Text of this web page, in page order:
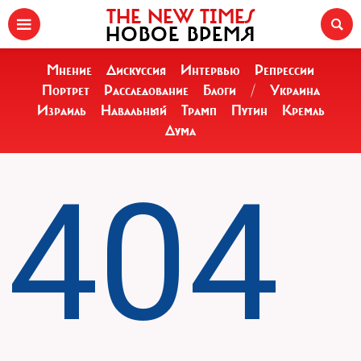
THE NEW TIMES
НОВОЕ ВРЕМЯ
Мнение Дискуссия Интервью
Репрессии
Портрет
Расследование Блоги /
Украина
Израиль
Навальный Трамп Путин
Кремль
Дума
404